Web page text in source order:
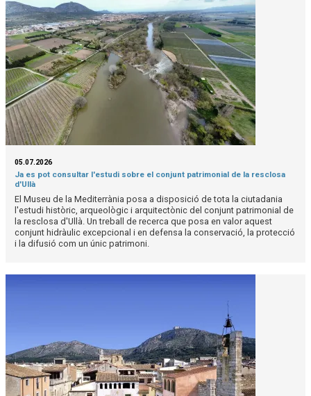
05.07.2026
Ja es pot consultar l'estudi sobre el conjunt patrimonial de la resclosa
d'Ullà
El Museu de la Mediterrània posa a disposició de tota la ciutadania
l'estudi històric, arqueològic i arquitectònic del conjunt patrimonial de
la resclosa d'Ullà. Un treball de recerca que posa en valor aquest
conjunt hidràulic excepcional i en defensa la conservació, la protecció
i la difusió com un únic patrimoni.